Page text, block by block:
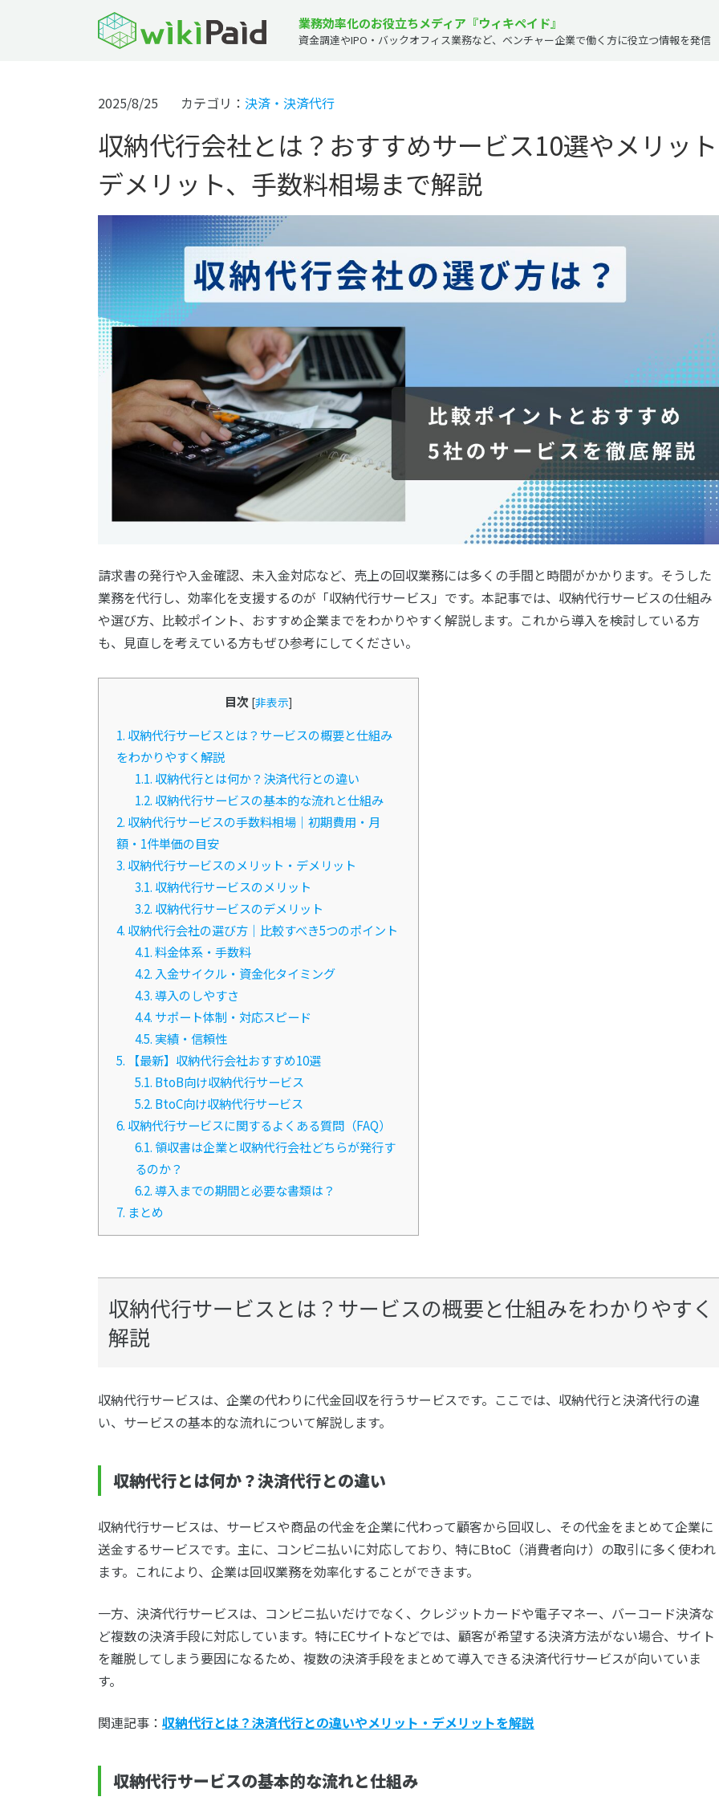
業務効率化のお役立ちメディア『ウィキペイド』
資金調達やIPO・バックオフィス業務など、 ベンチャー企業で働く方に役立つ情報を発信
2025/8/25 カテゴリ： 決済・決済代行
収納代行会社とは？おすすめサービス10選やメリット
デメリット、手数料相場まで解説
請求書の発行や入金確認、未入金対応など、売上の回収業務には多くの手間と時間がかかります。そうした
業務を代行し、効率化を支援するのが「収納代行サービス」です。本記事では、収納代行サービスの仕組み
や選び方、比較ポイント、おすすめ企業までをわかりやすく解説します。これから導入を検討している方
も、見直しを考えている方もぜひ参考にしてください。
目次 [非表示]
1. 収納代行サービスとは？サービスの概要と仕組み
をわかりやすく解説
1.1. 収納代行とは何か？決済代行との違い
1.2. 収納代行サービスの基本的な流れと仕組み
2. 収納代行サービスの手数料相場｜初期費用・月
額・1件単価の目安
3. 収納代行サービスのメリット・デメリット
3.1. 収納代行サービスのメリット
3.2. 収納代行サービスのデメリット
4. 収納代行会社の選び方｜比較すべき5つのポイント
4.1.料金体系・手数料
4.2. 入金サイクル・資金化タイミング
4.3.導入のしやすさ
4.4.サポート体制・対応スピード
4.5. 実績・信頼性
5. 【最新】収納代行会社おすすめ10選
5.1. BtoB向け収納代行サービス
5.2. BtoC向け収納代行サービス
6. 収納代行サービスに関するよくある質問（FAQ）
6.1. 領収書は企業と収納代行会社どちらが発行す
るのか？
6.2.導入までの期間と必要な書類は？
7. まとめ
収納代行サービスとは？サービスの概要と仕組みをわかりやすく
解説
収納代行サービスは、企業の代わりに代金回収を行うサービスです。ここでは、収納代行と決済代行の違
い、サービスの基本的な流れについて解説します。
収納代行とは何か？決済代行との違い
収納代行サービスは、サービスや商品の代金を企業に代わって顧客から回収し、その代金をまとめて企業に
送金するサービスです。主に、コンビニ払いに対応しており、特にBtoC（消費者向け）の取引に多く使われ
ます。これにより、企業は回収業務を効率化することができます。
一方、決済代行サービスは、コンビニ払いだけでなく、クレジットカードや電子マネー、バーコード決済な
ど複数の決済手段に対応しています。特にECサイトなどでは、顧客が希望する決済方法がない場合、サイト
を離脱してしまう要因になるため、複数の決済手段をまとめて導入できる決済代行サービスが向いていま
す。
関連記事： 収納代行とは？決済代行との違いやメリット・デメリットを解説
収納代行サービスの基本的な流れと仕組み